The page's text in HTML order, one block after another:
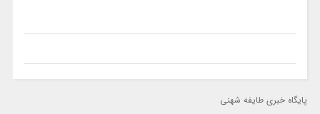
پایگاه خبری طایفه شهنی